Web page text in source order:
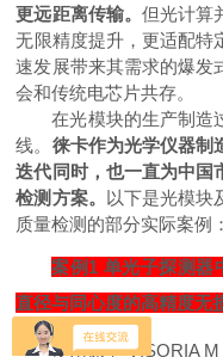
更远距离传输。 但光计算
无限精度提升，更适配特
速发展带来其需求的爆发
会和传统电芯片共存。
在光模块的生产制造
线。 徕卡作为光学仪器制
迭代同时，也一直为中国
检测方案。
以下是光模块
质量检测的部分实际案例：
案例1 单光子探测器
直径与同心度的高精度无
使用徕卡 VISORIA M